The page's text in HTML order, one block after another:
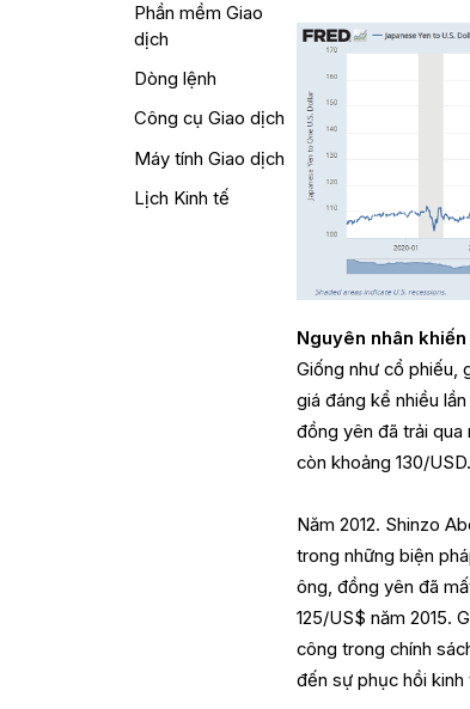
Phần mềm Giao
dịch
Dòng lệnh
Công cụ Giao dịch
Máy tính Giao dịch
Lịch Kinh tế
Nguyên nhân
Giống như cổ phiếu,
giá đáng kể nhiều
đồng yên đã trải
còn khoảng 130/USD.
Năm 2012. Shinzo
trong những biện
ông, đồng yên đã
125/US$ năm 2015.
công trong chính
đến sự phục hồi kinh